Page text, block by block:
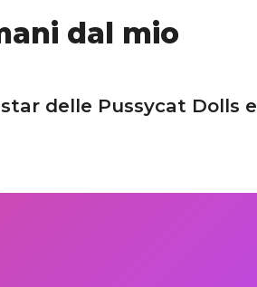
dal mio
delle Pussycat Dolls e